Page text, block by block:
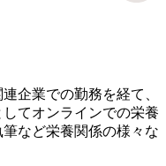
企業での勤務を経て、
てオンラインでの栄養
など栄養関係の様々な